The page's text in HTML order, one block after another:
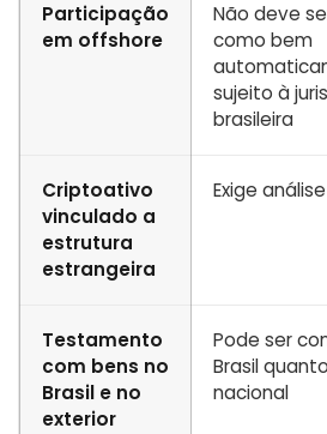
Participação
em offshore
Não deve
como bem
sujeito à
brasileira
Criptoativo
vinculado a
estrutura
estrangeira
Exige
Testamento
com bens no
Brasil e no
exterior
Pode ser
Brasil
nacional